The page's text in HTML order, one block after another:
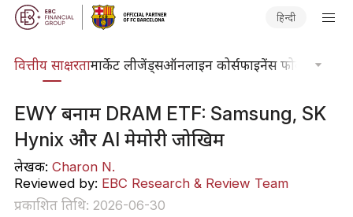
हिन्दी
वित्तीय साक्षरतामार्केट लीजेंड्सऑनलाइन कोर्सफाइनेंस फोकस
EWY बनाम DRAM ETF: Samsung, SK
Hynix और AI मेमोरी जोखिम
लेखक: Charon N.
Reviewed by: EBC Research & Review Team
प्रकाशित तिथि: 2026-06-30